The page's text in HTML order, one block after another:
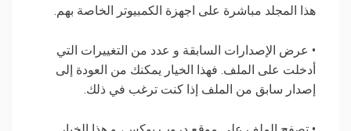
هذا المجلد مباشرة على اجهزة الكمبيوتر الخاصة بهم.
• عرض الإصدارات السابقة و عدد من التغييرات التي
أدخلت على الملف. فهذا الخيار يمكنك من العودة إلى
إصدار سابق من الملف إذا كنت ترغب في ذلك.